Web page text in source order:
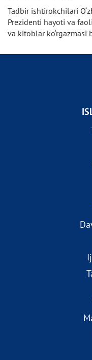
Tadbir ishtirokchilari
Prezidenti hayoti va
va kitoblar